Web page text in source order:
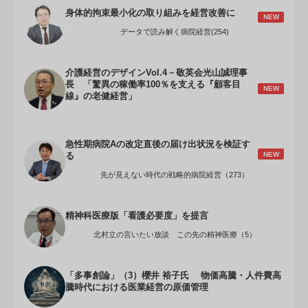
身体的拘束最小化の取り組みを経営改善に NEW
データで読み解く病院経営(254)
介護経営のデザインVol.4－敬英会光山誠理事
長 「驚異の稼働率100％を支える『顧客目
線』の老健経営」
NEW
急性期病院Aの改定直後の届け出状況を検証す
る
NEW
先が見えない時代の戦略的病院経営（273）
精神科医療版「看護必要度」を提言
北村立の言いたい放談 この先の精神医療（5）
「多事創論」（3）櫻井 裕子氏 物価高騰・人件費高
騰時代における医業経営の原価管理